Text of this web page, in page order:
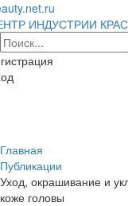
ИНДУСТРИИ
Главная
Публикации
Уход, окрашивание и
коже головы